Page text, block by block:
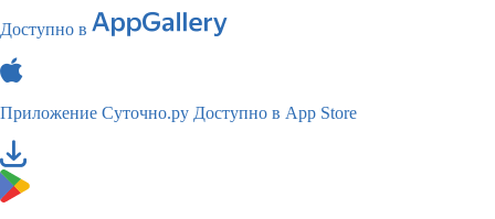
Доступно в
Приложение Суточно.ру Доступно в App Store